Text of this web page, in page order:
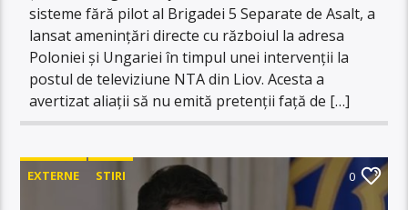
sisteme fără pilot al Brigadei 5 Separate de Asalt, a
lansat amenințări directe cu războiul la adresa
Poloniei și Ungariei în timpul unei intervenții la
postul de televiziune NTA din Liov. Acesta a
avertizat aliații să nu emită pretenții față de […]
EXTERNE STIRI 0